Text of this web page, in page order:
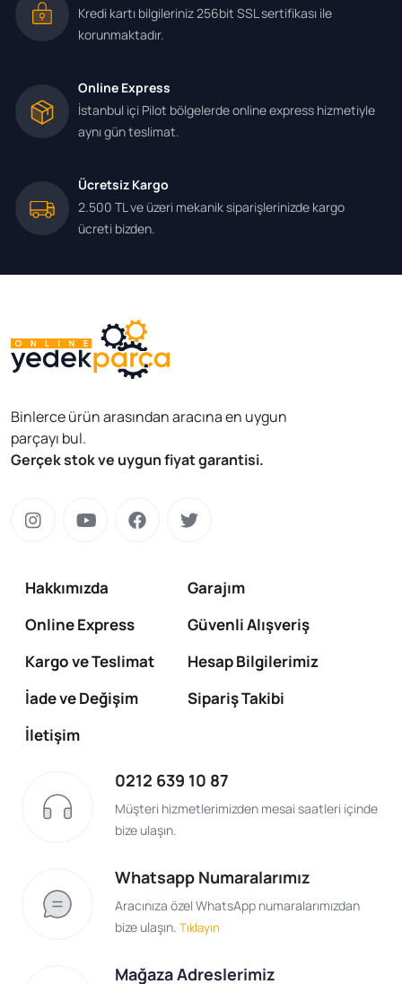
Kredi kartı bilgileriniz 256bit SSL sertifikası ile
korunmaktadır.
Online Express
İstanbul içi Pilot bölgelerde online express hizmetiyle
aynı gün teslimat.
Ücretsiz Kargo
2.500 TL ve üzeri mekanik siparişlerinizde kargo
ücreti bizden.
Binlerce ürün arasından aracına en uygun
parçayı bul.
Gerçek stok ve uygun fiyat garantisi.
Hakkımızda
Garajım
Online Express
Güvenli Alışveriş
Kargo ve Teslimat
Hesap Bilgilerimiz
İade ve Değişim
Sipariş Takibi
İletişim
0212 639 10 87
Müşteri hizmetlerimizden mesai saatleri içinde
bize ulaşın.
Whatsapp Numaralarımız
Aracınıza özel WhatsApp numaralarımızdan
bize ulaşın. Tıklayın
Mağaza Adreslerimiz